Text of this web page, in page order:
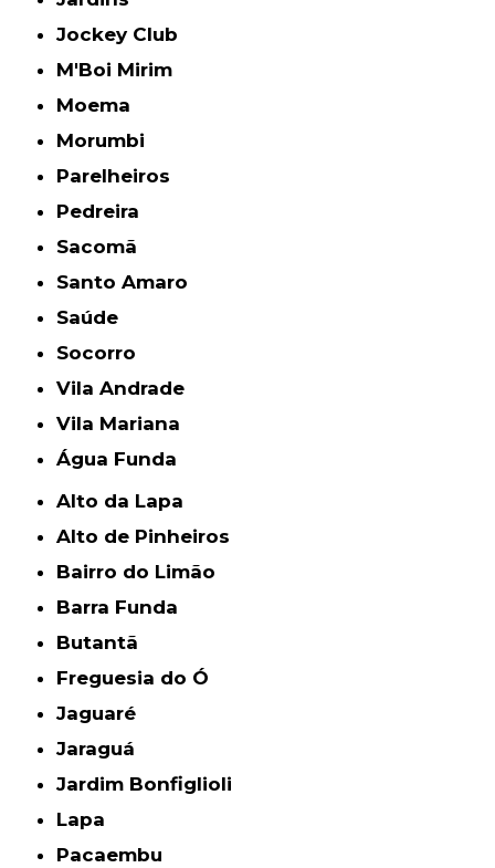
Jockey Club
M'Boi Mirim
Moema
Morumbi
Parelheiros
Pedreira
Sacomã
Santo Amaro
Saúde
Socorro
Vila Andrade
Vila Mariana
Água Funda
Alto da Lapa
Alto de Pinheiros
Bairro do Limão
Barra Funda
Butantã
Freguesia do Ó
Jaguaré
Jaraguá
Jardim Bonfiglioli
Lapa
Pacaembu